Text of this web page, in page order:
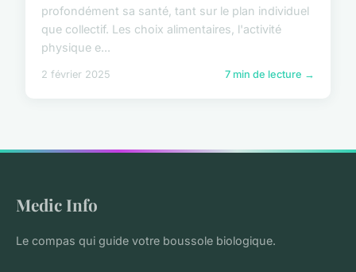
profondément sa santé, tant sur le plan individuel
que collectif. Les choix alimentaires, l'activité
physique e...
2 février 2025 7 min de lecture →
Medic Info
Le compas qui guide votre boussole biologique.